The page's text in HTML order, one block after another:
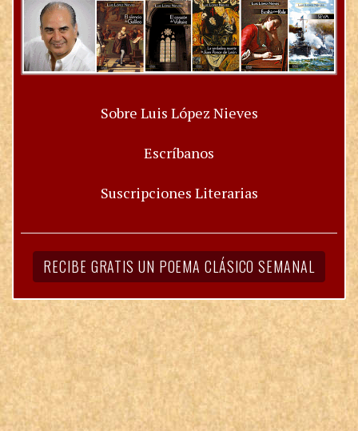
Sobre Luis López Nieves
Escríbanos
Suscripciones Literarias
RECIBE GRATIS UN POEMA CLÁSICO SEMANAL